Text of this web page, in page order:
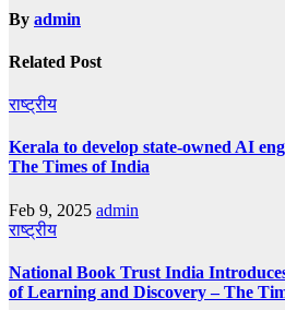
By admin
Related Post
राष्ट्रीय
Kerala to develop state-owned AI
The Times of India
Feb 9, 2025 admin
राष्ट्रीय
National Book Trust India
of Learning and Discovery – The